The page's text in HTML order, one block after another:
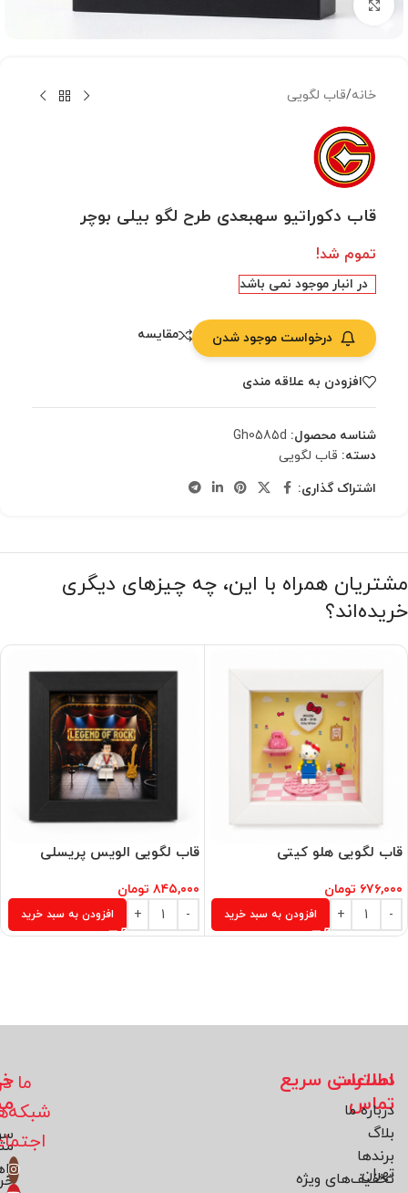
بزرگنمایی تصویر
خانه/قاب لگویی
قاب دکوراتیو سهبعدی طرح لگو بیلی بوچر
تموم شد!
در انبار موجود نمی باشد
درخواست موجود شدن مقایسه
افزودن به علاقه مندی
شناسه محصول: Gh0585d
دسته: قاب لگویی
اشتراک گذاری:
مشتریان همراه با این، چه چیزهای دیگری
خریده‌اند؟
قاب لگویی هلو کیتی
۶۷۶,۰۰۰ تومان
افزودن به سبد خرید
قاب لگویی الویس پریسلی
۸۴۵,۰۰۰ تومان
افزودن به سبد خرید
اطلاعات
تماس
تهران
دسترسی سریع
درباره ما
بلاگ
برند‌ها
تخفیف‌های ویژه
ما